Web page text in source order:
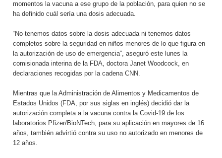
momentos la vacuna a ese grupo de la población, para quien no se
ha definido cuál sería una dosis adecuada.
“No tenemos datos sobre la dosis adecuada ni tenemos datos
completos sobre la seguridad en niños menores de lo que figura en
la autorización de uso de emergencia”, aseguró este lunes la
comisionada interina de la FDA, doctora Janet Woodcock, en
declaraciones recogidas por la cadena CNN.
Mientras que la Administración de Alimentos y Medicamentos de
Estados Unidos (FDA, por sus siglas en inglés) decidió dar la
autorización completa a la vacuna contra la Covid-19 de los
laboratorios Pfizer/BioNTech, para su aplicación en mayores de 16
años, también advirtió contra su uso no autorizado en menores de
12 años.